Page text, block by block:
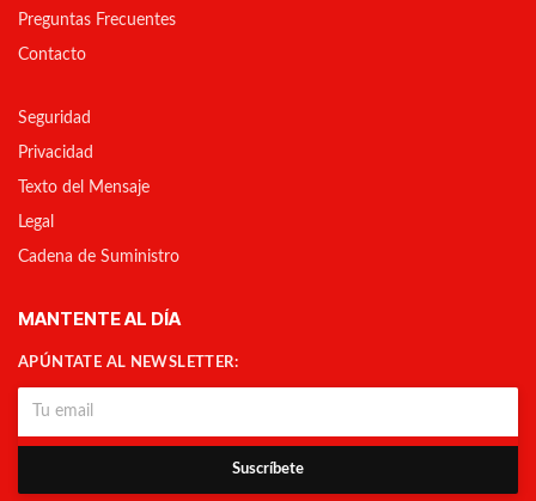
Preguntas Frecuentes
Contacto
Seguridad
Privacidad
Texto del Mensaje
Legal
Cadena de Suministro
MANTENTE AL DÍA
APÚNTATE AL NEWSLETTER:
Suscríbete